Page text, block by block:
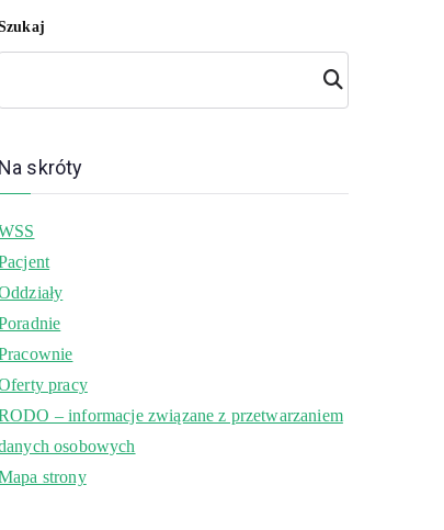
Szuk
aj
Na skróty
pracy
– informacje związane z przetwarzaniem
osobowych
strony